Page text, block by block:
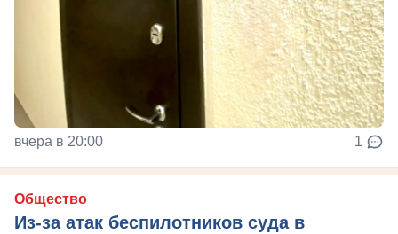
вчера в 20:00 1
Общество
Из‑за атак беспилотников суда в